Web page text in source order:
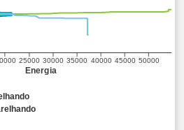
Energia
25000 30000 35000 40000 45000 50000